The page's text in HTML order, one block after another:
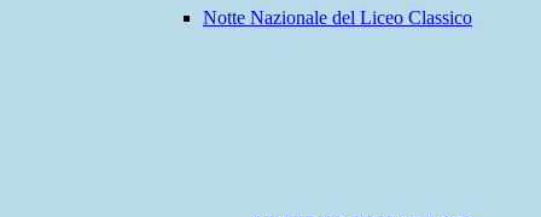
Notte Nazionale del Liceo Classico